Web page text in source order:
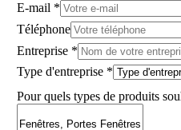
E-mail *
Téléphone
Entreprise *
Type d'entreprise *
Pour quels types de produits